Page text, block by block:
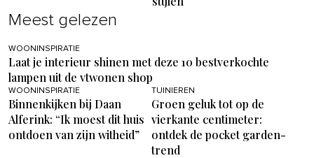
Meest gelezen
WOONINSPIRATIE
Laat je interieur shinen met deze 10 bestverkochte
lampen uit de vtwonen shop
WOONINSPIRATIE
Binnenkijken bij Daan
Alferink: “Ik moest dit huis
ontdoen van zijn witheid”
TUINIEREN
Groen geluk tot op de
vierkante centimeter:
ontdek de pocket garden-
trend